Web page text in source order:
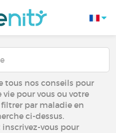
tous nos conseils pour
pour vous ou votre
filtrer par maladie en
ci-dessus.
inscrivez-vous pour